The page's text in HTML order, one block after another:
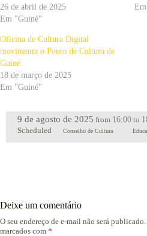
26 de abril de 2025
Em "Guiné"
Oficina de Cultura Digital
movimenta o Ponto de Cultura de
Guiné
18 de março de 2025
Em "Guiné"
9 de agosto de 2025 from 16:00 to
Scheduled Conselho de Cultura
Deixe um comentário
O seu endereço de e-mail não será publicado.
marcados com *